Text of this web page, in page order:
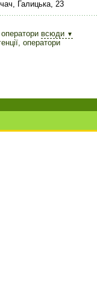
Галицька, 23
всюди ▼
оператори